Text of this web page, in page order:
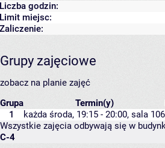
Liczba godzin:
Limit miejsc:
Zaliczenie:
Grupy zajęciowe
zobacz na planie zajęć
Grupa
Termin(y)
1
każda środa, 19:15 - 20:00, sala 106
Wszystkie zajęcia odbywają się w
C-4